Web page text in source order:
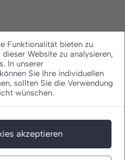
Funktionalität bieten zu
Website zu analysieren,
In unserer
können Sie Ihre individuellen
sollten Sie die Verwendung
wünschen.
akzeptieren